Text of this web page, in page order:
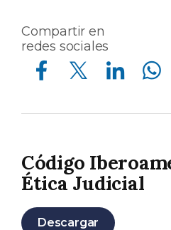
Compartir en
redes sociales
Compartir en Facebook Compartir en Twitter Compartir en Linkedin Compartir en Whatsapp
Código
Ética Judicial
Descargar